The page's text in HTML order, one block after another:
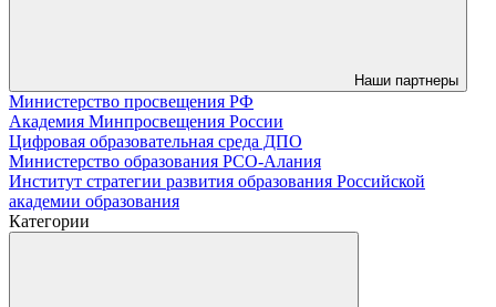
Наши партнеры
Министерство просвещения РФ
Академия Минпросвещения России
Цифровая образовательная среда ДПО
Министерство образования РСО-Алания
Институт стратегии развития образования Российской
академии образования
Категории